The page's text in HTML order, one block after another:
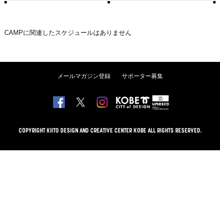
CAMPに関連したスケジュールはありません
メールマガジン登録 サポーター募集
COPYRIGHT KIITO DESIGN AND CREATIVE CENTER KOBE ALL RIGHTS RESERVED.